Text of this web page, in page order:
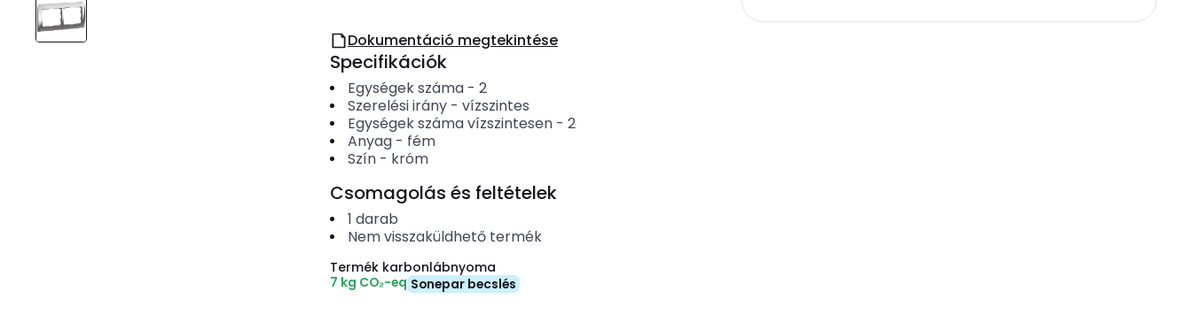
Dokumentáció megtekintése
Specifikációk
Egységek száma- 2
Szerelési irány- vízszintes
Egységek száma vízszintesen- 2
Anyag- fém
Szín- króm
Csomagolás és feltételek
1 darab
Nem visszaküldhető termék
Termék karbonlábnyoma
7 kg CO₂-eq Sonepar becslés